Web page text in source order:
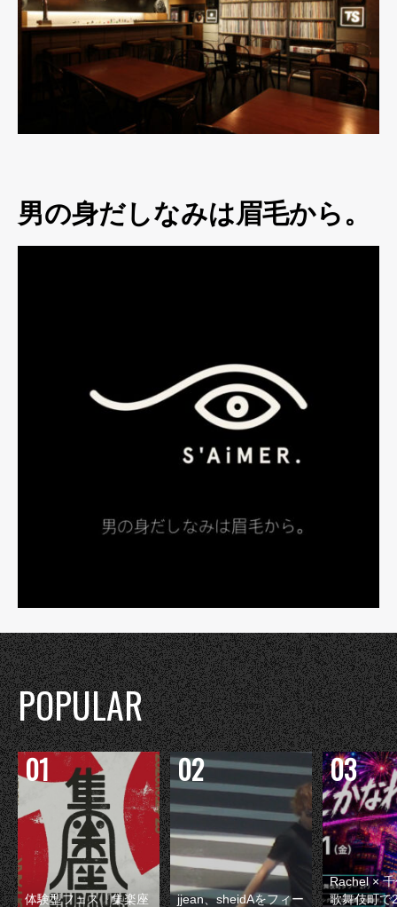
男の身だしなみは眉毛から。
POPULAR
体験型フェス『集楽座
jjean、sheidAをフィー
Rachel ×
歌舞伎町で